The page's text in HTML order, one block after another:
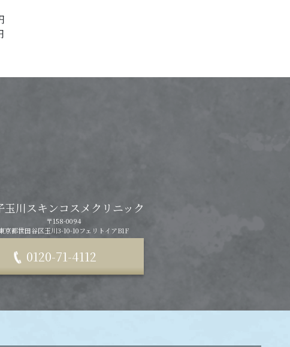
玉川スキンコスメクリニック
〒158-0094
京都世田谷区玉川3-10-10フェリトイアB1F
0120-71-4112